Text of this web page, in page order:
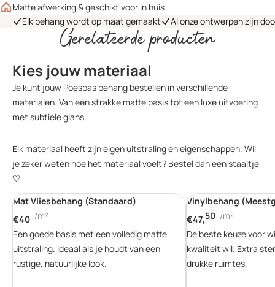
Matte afwerking & geschikt voor in huis
Elk behang wordt op maat gemaakt
Al onze ontwerpen zijn
Gerelateerde producten
Kies jouw materiaal
Je kunt jouw Poespas behang bestellen in verschillende
materialen. Van een strakke matte basis tot een luxe uitvoering
met subtiele glans.
Elk materiaal heeft zijn eigen uitstraling en eigenschappen. Wil
je zeker weten hoe het materiaal voelt? Bestel dan een staaltje
🤍
Mat Vliesbehang (Standaard)
€40 /m²
Een goede basis met een volledig matte
uitstraling. Ideaal als je houdt van een
rustige, natuurlijke look.
Vinylbehang
€47,50 /m²
De beste keuze voor
kwaliteit wil. Extra
drukke ruimtes.